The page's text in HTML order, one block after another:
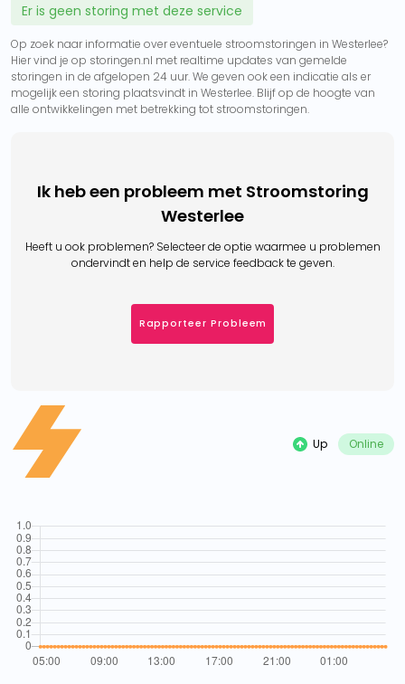
Er is geen storing met deze service
Op zoek naar informatie over eventuele stroomstoringen in Westerlee?
Hier vind je op storingen.nl met realtime updates van gemelde
storingen in de afgelopen 24 uur. We geven ook een indicatie als er
mogelijk een storing plaatsvindt in Westerlee. Blijf op de hoogte van
alle ontwikkelingen met betrekking tot stroomstoringen.
Ik heb een probleem met Stroomstoring
Westerlee
Heeft u ook problemen? Selecteer de optie waarmee u problemen
ondervindt en help de service feedback te geven.
Rapporteer Probleem
Up Online